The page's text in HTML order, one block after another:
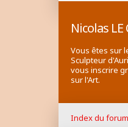
Nicolas LE
Vous êtes sur
Sculpteur
vous inscrire
sur l'Art.
Index du forum